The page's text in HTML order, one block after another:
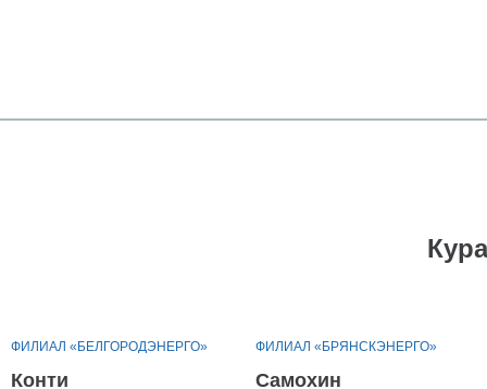
ФИЛИАЛ «БЕЛГОРОДЭНЕРГО»
Конти
ФИЛИАЛ «БРЯНСКЭНЕРГО»
Самохин